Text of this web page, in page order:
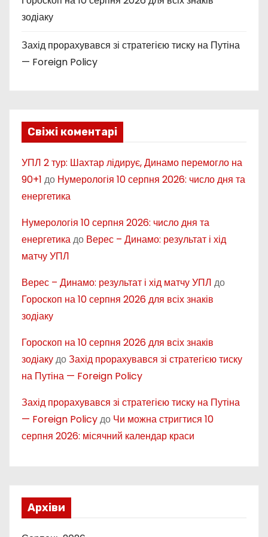
зодіаку
Захід прорахувався зі стратегією тиску на Путіна
— Foreign Policy
Свіжі коментарі
УПЛ 2 тур: Шахтар лідирує, Динамо перемогло на
90+1 до Нумерологія 10 серпня 2026: число дня та
енергетика
Нумерологія 10 серпня 2026: число дня та
енергетикадо Верес – Динамо: результат і хід
матчу УПЛ
Верес – Динамо: результат і хід матчу УПЛ до
Гороскоп на 10 серпня 2026 для всіх знаків
зодіаку
Гороскоп на 10 серпня 2026 для всіх знаків
зодіакудоЗахід прорахувався зі стратегією тиску
на Путіна — Foreign Policy
Захід прорахувався зі стратегією тиску на Путіна
— Foreign Policyдо Чи можна стригтися 10
серпня 2026: місячний календар краси
Архіви